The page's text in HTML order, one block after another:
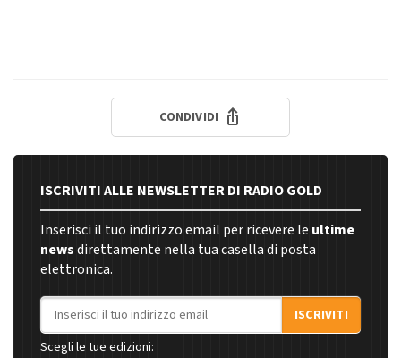
CONDIVIDI
ISCRIVITI ALLE NEWSLETTER DI RADIO GOLD
Inserisci il tuo indirizzo email per ricevere le ultime
newsdirettamente nella tua casella di posta
elettronica.
Indirizzo email
ISCRIVITI
Scegli le tue edizioni: